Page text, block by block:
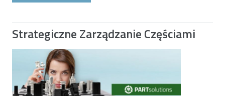
Strategiczne Zarządzanie Częściami